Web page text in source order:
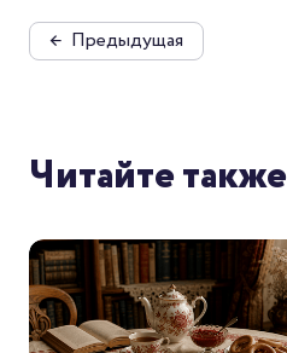
← Предыдущая
Читайте также